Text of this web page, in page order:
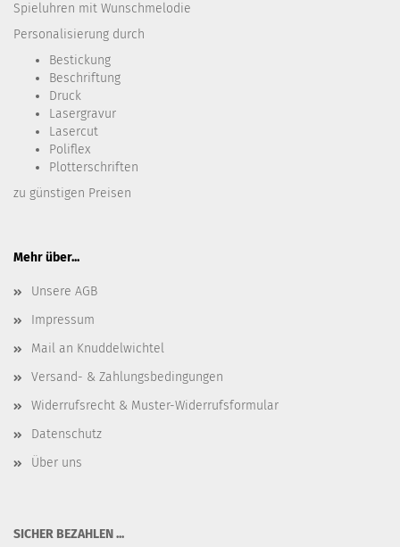
Spieluhren mit Wunschmelodie
Personalisierung durch
Bestickung​
Beschriftung
Druck
Lasergravur
Lasercut
Poliflex
Plotterschriften
zu günstigen Preisen
Mehr über...
Unsere AGB
Impressum
Mail an Knuddelwichtel
Versand- & Zahlungsbedingungen
Widerrufsrecht & Muster-Widerrufsformular
Datenschutz
Über uns
SICHER BEZAHLEN ...